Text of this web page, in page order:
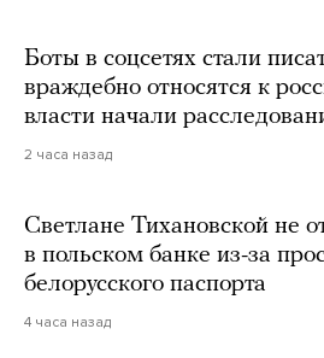
Боты в соцсетях стали
враждебно относятся к
власти начали
2 часа назад
Светлане Тихановской не
в польском банке из-за
белорусского паспорта
4 часа назад